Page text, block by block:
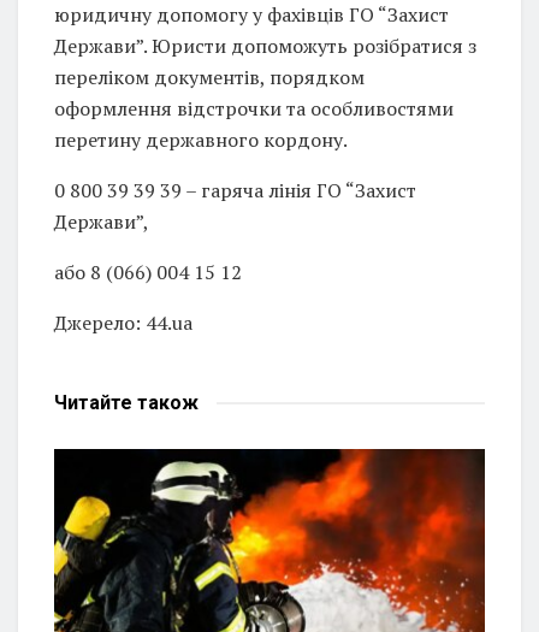
юридичну допомогу у фахівців ГО “Захист
Держави”. Юристи допоможуть розібратися з
переліком документів, порядком
оформлення відстрочки та особливостями
перетину державного кордону.
0 800 39 39 39 – гаряча лінія ГО “Захист
Держави”,
або 8 (066) 004 15 12
Джерело: 44.ua
Читайте також